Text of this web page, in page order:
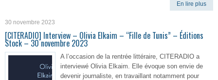
En lire plus
30 novembre 2023
[CITERADIO] Interview – Olivia Elkaim – “Fille de Tunis” – Éditions
Stock – 30 novembre 2023
A l’occasion de la rentrée littéraire, CITERADIO a
interviewé Olivia Elkaim. Elle évoque son envie de
devenir journaliste, en travaillant notamment pour